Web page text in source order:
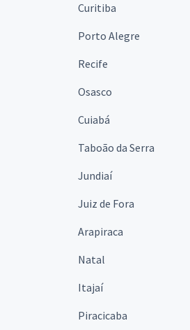
Curitiba
Porto Alegre
Recife
Osasco
Cuiabá
Taboão da Serra
Jundiaí
Juiz de Fora
Arapiraca
Natal
Itajaí
Piracicaba